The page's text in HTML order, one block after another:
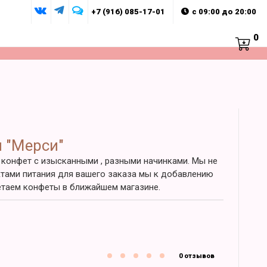
+7 (916) 085-17-01 с 09:00 до 20:00
0
"Мерси"
с изысканными , разными начинками. Мы не
питания для вашего заказа мы к добавлению
конфеты в ближайшем магазине.
0 отзывов